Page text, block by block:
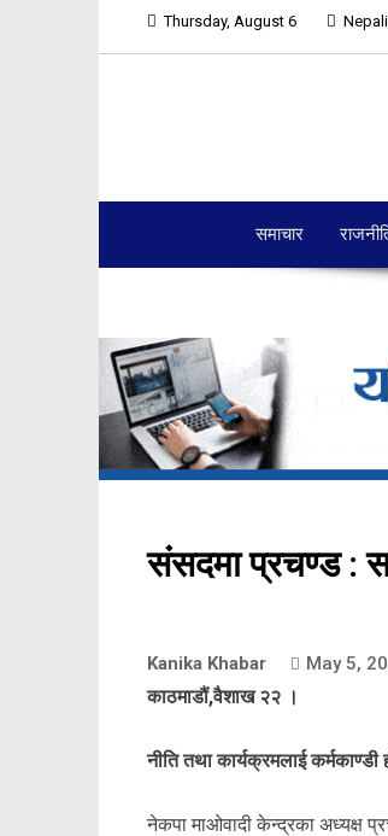
Thursday, August 6
समाचार
संसदमा प्रचण्ड :
Kanika Khabar May 5,
काठमाडौं,वैशाख २२ ।
नीति तथा कार्यक्रमलाई कर्मकाण्डी
नेकपा माओवादी केन्द्रका अध्यक्ष